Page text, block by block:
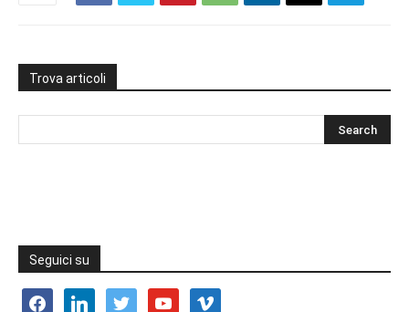
Trova articoli
Seguici su
facebooklinkedin twitter youtube vimeo